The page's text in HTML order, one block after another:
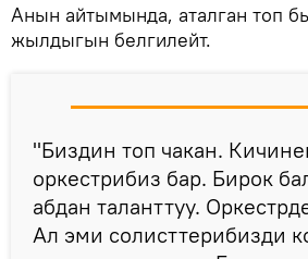
Анын айтымында, аталган топ
жылдыгын белгилейт.
"Биздин топ чакан.
оркестрибиз бар. Бирок
абдан таланттуу.
Ал эми солисттерибизди